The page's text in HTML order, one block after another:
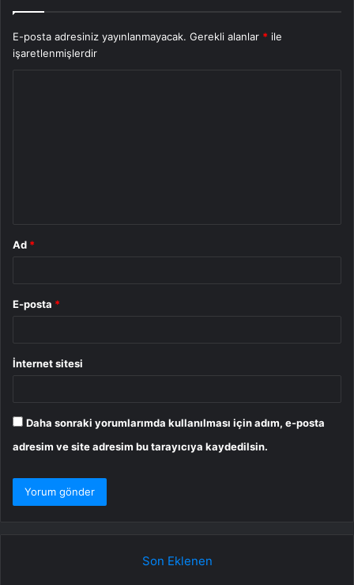
E-posta adresiniz yayınlanmayacak. Gerekli alanlar * ile
işaretlenmişlerdir
Ad *
E-posta *
İnternet sitesi
Daha sonraki yorumlarımda kullanılması için adım, e-posta
adresim ve site adresim bu tarayıcıya kaydedilsin.
Son Eklenen